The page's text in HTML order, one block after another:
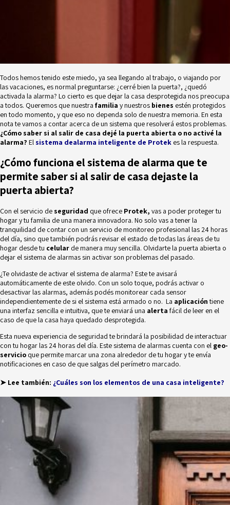
Todos hemos tenido este miedo, ya sea llegando al trabajo, o viajando por
las vacaciones, es normal preguntarse: ¿cerré bien la puerta?, ¿quedó
activada la alarma? Lo cierto es que dejar la casa desprotegida nos preocupa
a todos. Queremos que nuestra familia y nuestros bienes estén protegidos
en todo momento, y que eso no dependa solo de nuestra memoria. En esta
nota te vamos a contar acerca de un sistema que resolverá estos problemas.
¿Cómo saber si al salir de casa dejé la puerta abierta o no activé la
alarma? El sistema dealarma inteligente de Protek es la respuesta.
¿Cómo funciona el sistema de alarma que te
permite saber si al salir de casa dejaste la
puerta abierta?
Con el servicio de seguridad que ofrece Protek, vas a poder proteger tu
hogar y tu familia de una manera innovadora. No solo vas a tener la
tranquilidad de contar con un servicio de monitoreo profesional las 24 horas
del día, sino que también podrás revisar el estado de todas las áreas de tu
hogar desde tu celular de manera muy sencilla. Olvidarte la puerta abierta o
dejar el sistema de alarmas sin activar son problemas del pasado.
¿Te olvidaste de activar el sistema de alarma? Estete avisará
automáticamente de este olvido. Con un solo toque, podrás activar o
desactivar las alarmas, además podés monitorear cada sensor
independientemente de si el sistema está armado o no. La aplicacióntiene
una interfaz sencilla e intuitiva, que te enviará una alerta fácil de leer en el
caso de que la casa haya quedado desprotegida.
Esta nueva experiencia de seguridad te brindará la posibilidad de interactuar
con tu hogar las 24 horas del día. Este sistema de alarmas cuenta con el geo-
servicio que permite marcar una zona alrededor de tu hogar y te envía
notificaciones en caso de que salgas del perímetro marcado.
➤ Lee también: ¿Cuáles son los elementos de una casa inteligente?